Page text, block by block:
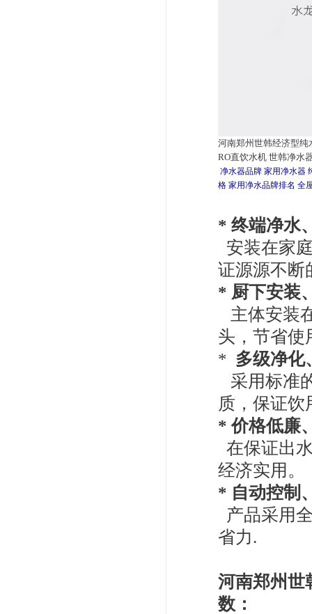
河南郑州世韩经济型纯
RO直饮水机 世韩净水
净水器品牌 家用净水器
格 家用净水品牌排名 全
* 终端净水
安装在家
证源源不断
* 厨下安装
主体安装
头，节省使
* 多级净化
采用标准
质，保证饮
* 价格低廉
在保证出
经济实用。
* 自动控制
产品采用
省力.
河南郑州世
数：